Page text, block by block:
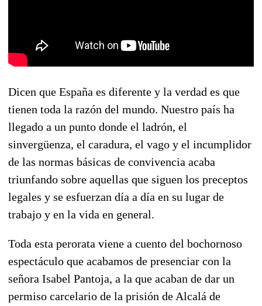
Dicen que España es diferente y la verdad es que
tienen toda la razón del mundo. Nuestro país ha
llegado a un punto donde el ladrón, el
sinvergüenza, el caradura, el vago y el incumplidor
de las normas básicas de convivencia acaba
triunfando sobre aquellas que siguen los preceptos
legales y se esfuerzan día a día en su lugar de
trabajo y en la vida en general.
Toda esta perorata viene a cuento del bochornoso
espectáculo que acabamos de presenciar con la
señora Isabel Pantoja, a la que acaban de dar un
permiso carcelario de la prisión de Alcalá de